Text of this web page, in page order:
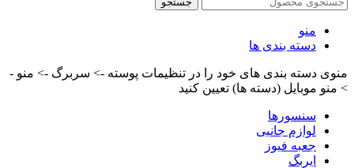
منو
دسته بندی ها
منوی دسته بندی های خود را در تنظیمات پوسته -> سربرگ -> منو -
> منو موبایل (دسته ها) تعیین کنید
سنسورها
لوازم جانبی
جعبه فیوز
ایربگ